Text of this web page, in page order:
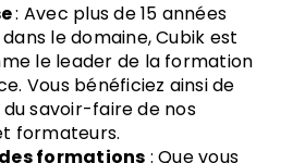
: Avec plus de 15 années
le domaine, Cubik est
le leader de la formation
Vous bénéficiez ainsi de
savoir-faire de nos
formateurs.
formations : Que vous